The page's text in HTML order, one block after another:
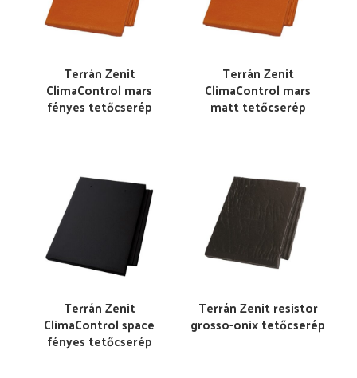
Terrán Zenit
ClimaControl mars
fényes tetőcserép
Terrán Zenit
ClimaControl mars
matt tetőcserép
Terrán Zenit
ClimaControl space
fényes tetőcserép
Terrán Zenit resistor
grosso-onix tetőcserép